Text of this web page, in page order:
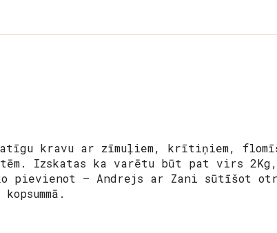
kravu ar zīmuļiem, krītiņiem,
Izskatas ka varētu būt pat virs
pievienot – Andrejs ar Zani sūtīšot